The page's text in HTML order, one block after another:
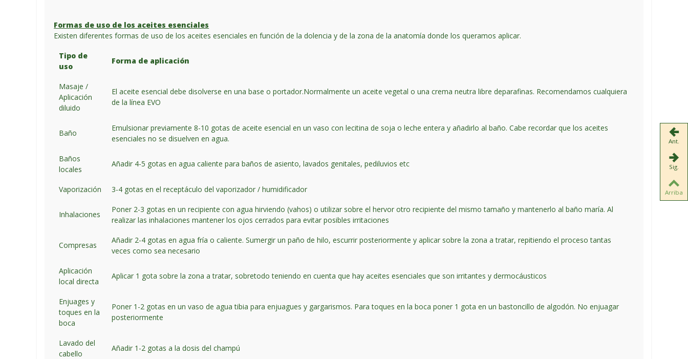
Formas de uso de los aceites esenciales
Existen diferentes formas de uso de los aceites esenciales en función de la dolencia y de la zona de la anatomía donde los queramos aplicar.
Tipo de
uso
Forma de aplicación
Masaje /
Aplicación
diluido
El aceite esencial debe disolverse en una base o portador.Normalmente un aceite vegetal o una crema neutra libre deparafinas. Recomendamos cualquiera
de la línea EVO
Baño
Emulsionar previamente 8-10 gotas de aceite esencial en un vaso con lecitina de soja o leche entera y añadirlo al baño. Cabe recordar que los aceites
esenciales no se disuelven en agua.
Baños
locales
Añadir 4-5 gotas en agua caliente para baños de asiento, lavados genitales, pediluvios etc
Vaporización 3-4 gotas en el receptáculo del vaporizador / humidificador
Inhalaciones
Poner 2-3 gotas en un recipiente con agua hirviendo (vahos) o utilizar sobre el hervor otro recipiente del mismo tamaño y mantenerlo al baño maría. Al
realizar las inhalaciones mantener los ojos cerrados para evitar posibles irritaciones
Compresas
Añadir 2-4 gotas en agua fría o caliente. Sumergir un paño de hilo, escurrir posteriormente y aplicar sobre la zona a tratar, repitiendo el proceso tantas
veces como sea necesario
Aplicación
local directa
Aplicar 1 gota sobre la zona a tratar, sobretodo teniendo en cuenta que hay aceites esenciales que son irritantes y dermocáusticos
Enjuages y
toques en la
boca
Poner 1-2 gotas en un vaso de agua tibia para enjuagues y gargarismos. Para toques en la boca poner 1 gota en un bastoncillo de algodón. No enjuagar
posteriormente
Lavado del
cabello
Añadir 1-2 gotas a la dosis del champú
Ant.
Sig.
Arriba